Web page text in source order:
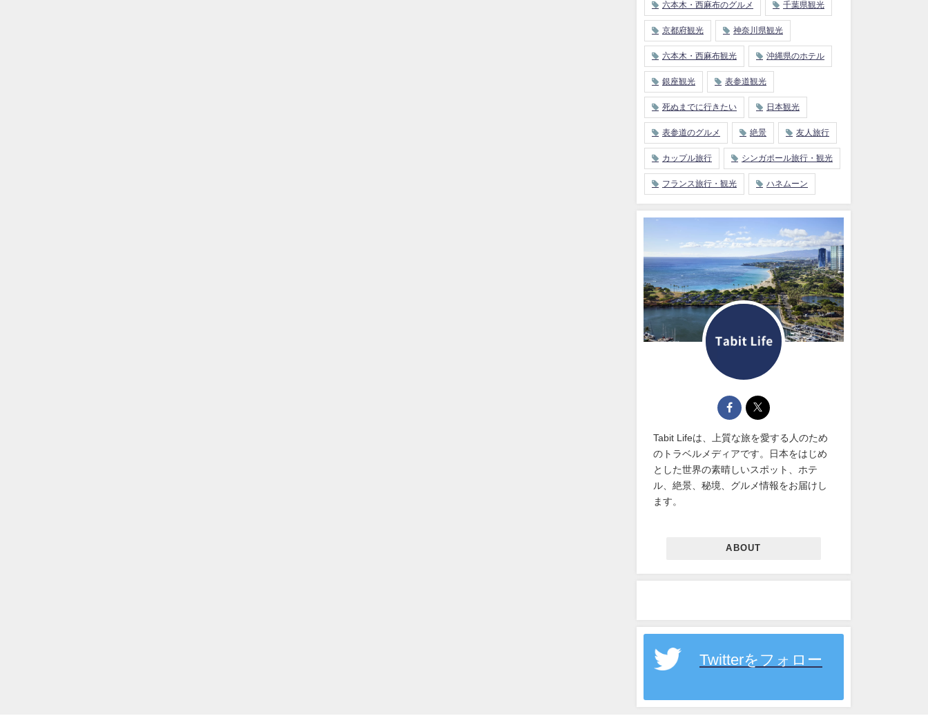
六本木・西麻布のグルメ 千葉県観光
京都府観光 神奈川県観光
六本木・西麻布観光 沖縄県のホテル
銀座観光 表参道観光
死ぬまでに行きたい 日本観光
表参道のグルメ 絶景 友人旅行
カップル旅行 シンガポール旅行・観光
フランス旅行・観光 ハネムーン
Tabit Lifeは、上質な旅を愛する人のため
のトラベルメディアです。日本をはじめ
とした世界の素晴しいスポット、ホテ
ル、絶景、秘境、グルメ情報をお届けし
ます。
ABOUT
Twitterをフォロー